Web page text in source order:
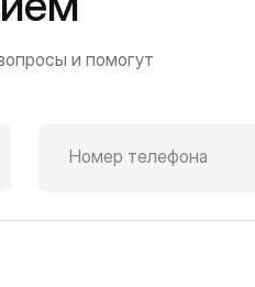
и помогут
Номер телефона